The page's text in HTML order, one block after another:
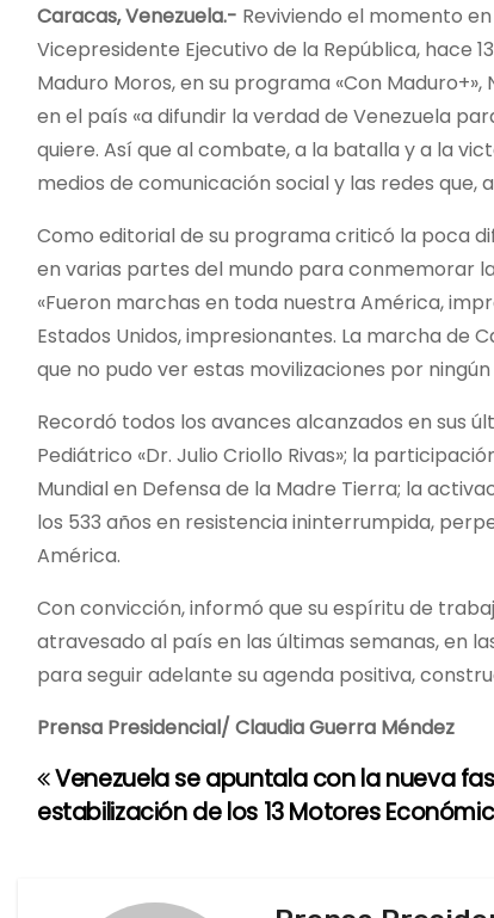
Caracas, Venezuela.- Reviviendo el momento
Vicepresidente Ejecutivo de la República, hace
Maduro Moros, en su programa «Con
en el país «a difundir la verdad de Venezuela
quiere. Así que al combate, a la batalla y a la
medios de comunicación social y las redes que,
Como editorial de su programa criticó la poca
en varias partes del mundo para conmemorar
«Fueron marchas en toda nuestra América,
Estados Unidos, impresionantes. La marcha de
que no pudo ver estas movilizaciones por
Recordó todos los avances alcanzados en sus
Pediátrico «Dr. Julio Criollo Rivas»; la
Mundial en Defensa de la Madre Tierra; la
los 533 años en resistencia ininterrumpida,
América.
Con convicción, informó que su espíritu de
atravesado al país en las últimas semanas, en
para seguir adelante su agenda positiva,
Prensa Presidencial/ Claudia Guerra Méndez
NVenezuela se apuntala con la nueva
estabilización de los 13 Motores